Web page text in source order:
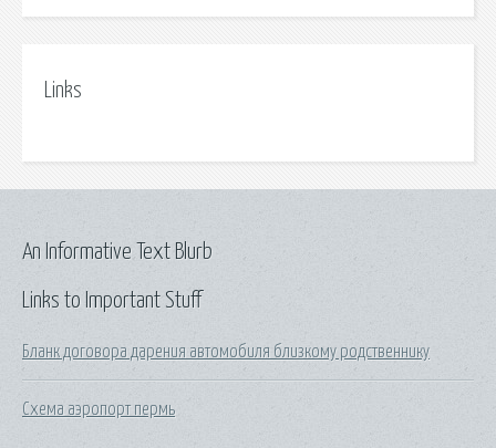
Links
Links to Important Stuff
Бланк договора дарения автомобиля близкому родственнику
Схема аэропорт пермь
An Informative Text Blurb